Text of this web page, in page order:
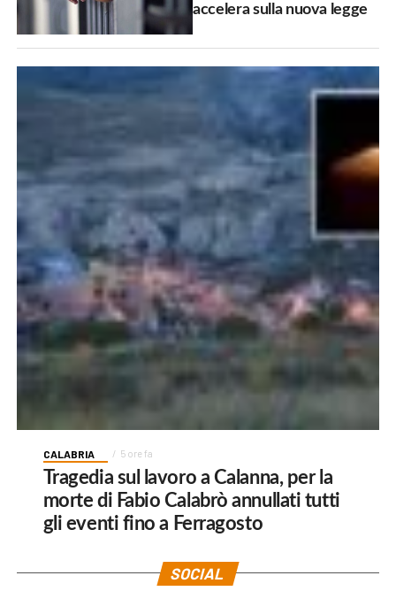
accelera sulla nuova legge
CALABRIA 5 ore fa
Tragedia sul lavoro a Calanna, per la
morte di Fabio Calabrò annullati tutti
gli eventi fino a Ferragosto
SOCIAL